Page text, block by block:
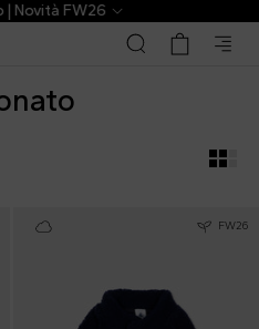
| Novità FW26
FW26
Acquista Online |